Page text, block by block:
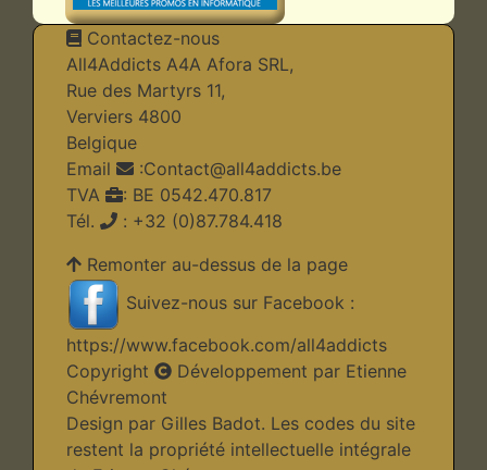
Contactez-nous
All4Addicts A4A Afora SRL,
Rue des Martyrs 11,
Verviers 4800
Belgique
Email
:Contact@all4addicts.be
TVA
: BE 0542.470.817
Tél.
: +32 (0)87.784.418
Remonter au-dessus de la page
Suivez-nous sur Facebook :
https://www.facebook.com/all4addicts
Copyright
Développement par Etienne
Chévremont
Design par Gilles Badot. Les codes du site
restent la propriété intellectuelle intégrale